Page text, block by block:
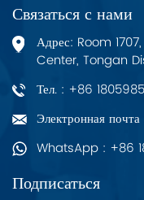
Связаться с нами
Адрес: Room
Center, Tongan
Тел. : +86
Электронная
WhatsApp : +86
Подписаться